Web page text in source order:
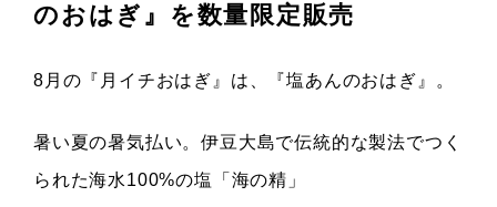
のおはぎ』を数量限定販売
8月の『月イチおはぎ』は、『塩あんのおはぎ』。
暑い夏の暑気払い。伊豆大島で伝統的な製法でつく
られた海水100%の塩「海の精」